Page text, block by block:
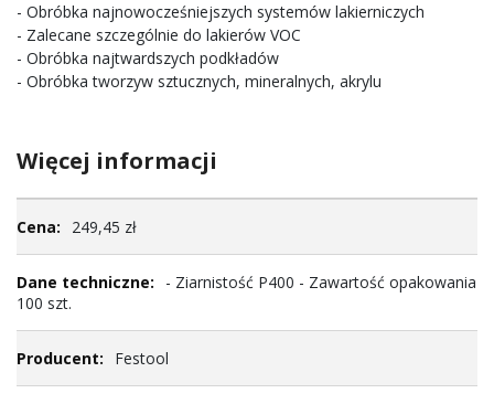
- Obróbka najnowocześniejszych systemów lakierniczych
- Zalecane szczególnie do lakierów VOC
- Obróbka najtwardszych podkładów
- Obróbka tworzyw sztucznych, mineralnych, akrylu
Więcej informacji
informacji249,45 zł
- Ziarnistość P400 - Zawartość opakowania
100 szt.
Festool